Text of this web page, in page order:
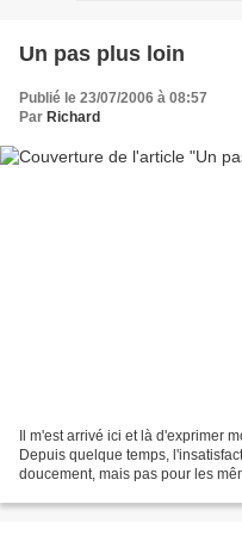
Un pas plus loin
Publié le 23/07/2006 à 08:57
Par Richard
Il m'est arrivé ici et là d'exprimer
Depuis quelque temps,
doucement, mais pas pour les